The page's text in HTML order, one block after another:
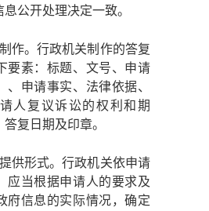
公开处理决定一致。
作。行政机关制作的答复
要素：标题、文号、申请
、申请事实、法律依据、
人复议诉讼的权利和期
复日期及印章。
供形式。行政机关依申请
应当根据申请人的要求及
府信息的实际情况，确定